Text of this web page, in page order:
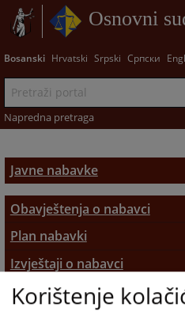
Osnovni
Bosanski Hrvatski Srpski Српски
Napredna pretraga
Javne nabavke
Obavještenja o nabavci
Plan nabavki
Izvještaji o nabavci
Odluke
Korištenje